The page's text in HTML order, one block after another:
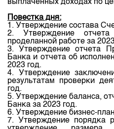
Руководство
Внутренний аудитор
Комитеты
Участники торгов
Наши партнеры
Cтратегия развития
Корпоративные
Контакты
Листинг
Центр раскрытия
Тарифы
Аналитика
Финансовый рынок KG
Пресс-клуб
25 лет ЗАО КФБ
Биржевая деятельность
Депозитарная
Центр раскрытия
Статистика торгов
Итоги последних торгов
Архив торгов
Индекс и
Котировки по ЦБ
Котировки по драг.
Расписание аукционов
Учебный центр
Общая информация
План работы на год
выплаченных доходах по
Повестка дня:
1. Утверждение состава
2. Утверждение
проделанной работе за
3. Утверждение отчета
Банка и отчета об
2023 год.
4. Утверждение
результатам проверки
год.
5. Утверждение баланса,
Банка за 2023 год.
6. Утверждение бизнес-
7. Утверждение порядка